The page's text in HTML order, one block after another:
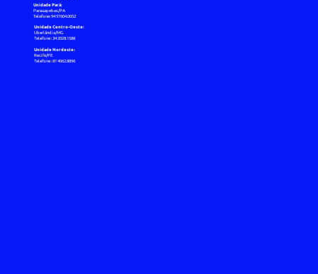
Unidade Pará:
Parauapebas/PA
Telefone: 94 97604.0052
Unidade Centro-Oeste:
Uberlândia/MG
Telefone : 34 2028.1588
Unidade Nordeste:
Recife/PE
Telefone : 81 4062.8896